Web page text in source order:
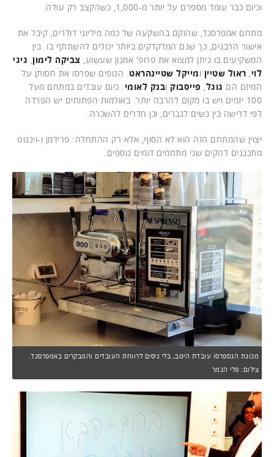
וכיום כבר עומד מספרם על יותר מ-1,000, כשהקצב רק עולה.
מתחם אמפרסנד, שהוקם בהשקעה של כמה מיליוני דולרים, קיבל את
אישור הרבנים, כך שגם המדקדקים ביותר יכולים להשתתף בו. בין
המשקיעים בו ניתן למצוא את פרופ' אמנון שעשוע, צביקה לימון גיגי
לוי ראול שטיין ומייקל שטיינהראט . הגופים שפרסו את חסותן על
המיזם הם גוגל פייסבוק ובנק לאומי . כיום עובדים במתחם מעל
100 יזמים ויש בו מקום להרבה יותר. באולמות הפתוחים יש הפרדה
לפי דרישה בין נשים לגברים, וכן חדרים להשכרה.
יצוין שהמתחם הזה הוא לא הסוף, אלא רק ההתחלה: פרידמן ו-וינגוט
מתכננים להקים שני מתחמים דומים נוספים.
מכונת הנספרסו עובדת היטב, בלי ניסים לרווחת העובדים והמבקרים באמפרסנד.
צילום: פלי הנמר